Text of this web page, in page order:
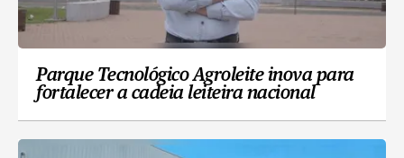
Parque Tecnológico Agroleite inova para
fortalecer a cadeia leiteira nacional